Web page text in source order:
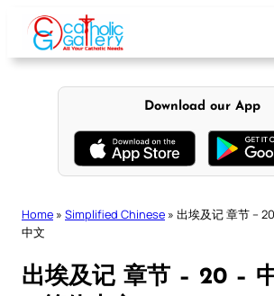
content
Download our App
Home » Simplified Chinese » 出埃及记 章节 –
中文
出埃及记 章节 – 20 –